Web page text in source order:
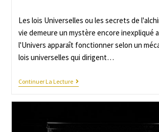
Les lois Universelles ou les secrets de
vie demeure un mystère encore inexpliqué
l'Univers apparaît fonctionner selon un
lois universelles qui dirigent…
Continuer La Lecture